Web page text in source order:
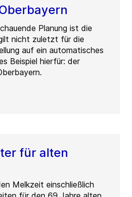
Planung ist die
nicht zuletzt für die
auf ein automatisches
Beispiel hierfür: der
für alten
Melkzeit einschließlich